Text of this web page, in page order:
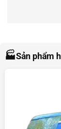
🏭Sản phẩm